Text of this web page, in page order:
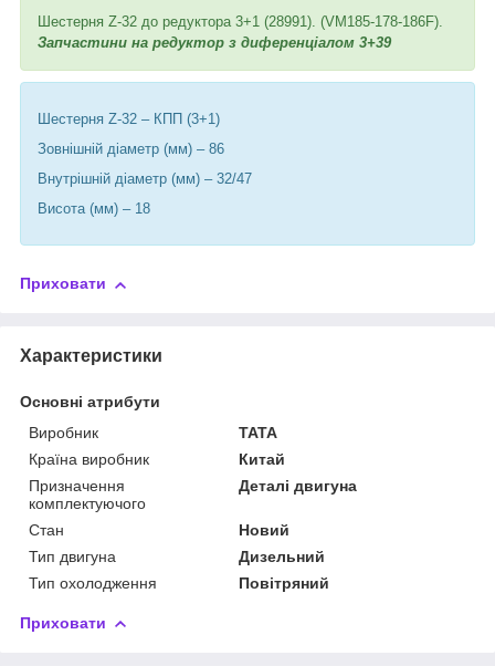
Шестерня Z-32 до редуктора 3+1 (28991). (VM185-178-186F).
Запчастини на редуктор з диференціалом 3+39
Шестерня Z-32 – КПП (3+1)
Зовнішній діаметр (мм) – 86
Внутрішній діаметр (мм) – 32/47
Висота (мм) – 18
Приховати
Характеристики
Основні атрибути
Виробник
TATA
Країна виробник
Китай
Призначення
комплектуючого
Деталі двигуна
Стан
Новий
Тип двигуна
Дизельний
Тип охолодження
Повітряний
Приховати